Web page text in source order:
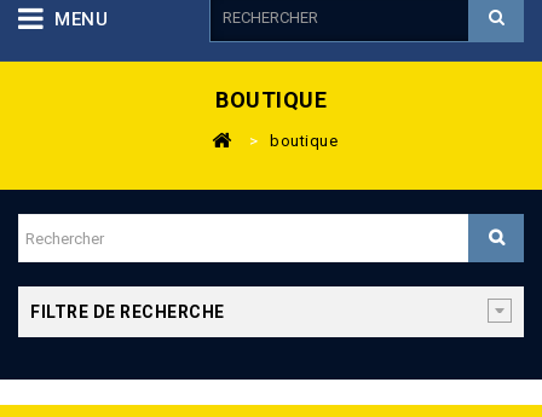
MENU
BOUTIQUE
> boutique
FILTRE DE RECHERCHE